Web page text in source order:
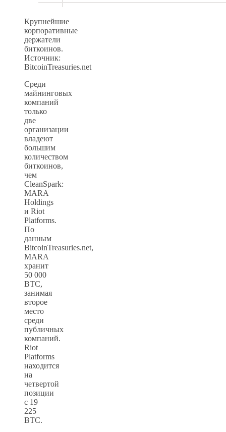
Крупнейшие
корпоративные
держатели
биткоинов.
Источник:
BitcoinTreasuries.net
Среди
майнинговых
компаний
только
две
организации
владеют
большим
количеством
биткоинов,
чем
CleanSpark:
MARA
Holdings
и Riot
Platforms.
По
данным
BitcoinTreasuries.net,
MARA
хранит
50 000
BTC,
занимая
второе
место
среди
публичных
компаний.
Riot
Platforms
находится
на
четвертой
позиции
с 19
225
BTC.